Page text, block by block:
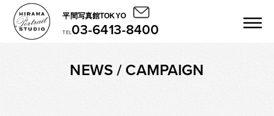
平間写真館TOKYO
TEL03-6413-8400
NEWS / CAMPAIGN